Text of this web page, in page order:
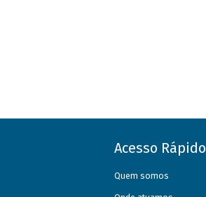
Acesso Rápido
Quem somos